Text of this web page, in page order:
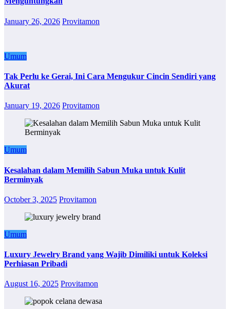
January 26, 2026 Provitamon
Umum
Tak Perlu ke Gerai, Ini Cara Mengukur Cincin Sendiri yang
Akurat
January 19, 2026 Provitamon
Umum
Kesalahan dalam Memilih Sabun Muka untuk Kulit
Berminyak
October 3, 2025 Provitamon
Umum
Luxury Jewelry Brand yang Wajib Dimiliki untuk Koleksi
Perhiasan Pribadi
August 16, 2025 Provitamon